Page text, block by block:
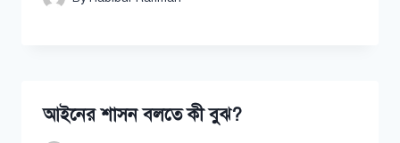
আইনের শাসন বলতে কী বুঝ?